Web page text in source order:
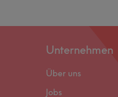
Unternehmen
Über uns
Jobs